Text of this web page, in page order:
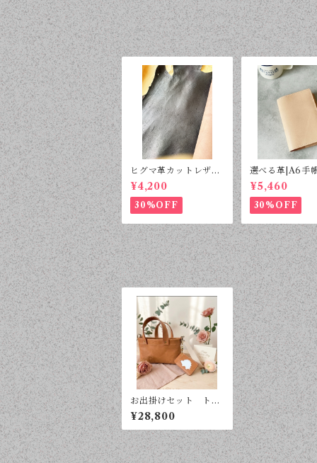
ヒグマ革カットレザー
（a4サイズ）
¥4,200
30%OFF
選べる革|A6手
本カバー|受注
¥5,460
30%OFF
お出掛けセット トー
トバッグとパスケース
¥28,800